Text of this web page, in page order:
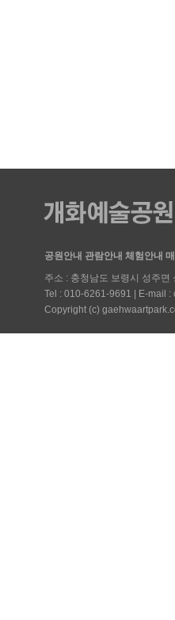
공원안내 관람안내 체험안내
주소 : 충청남도 보령시 성주
Tel : 010-6261-9691 | E-mail :
Copyright (c)